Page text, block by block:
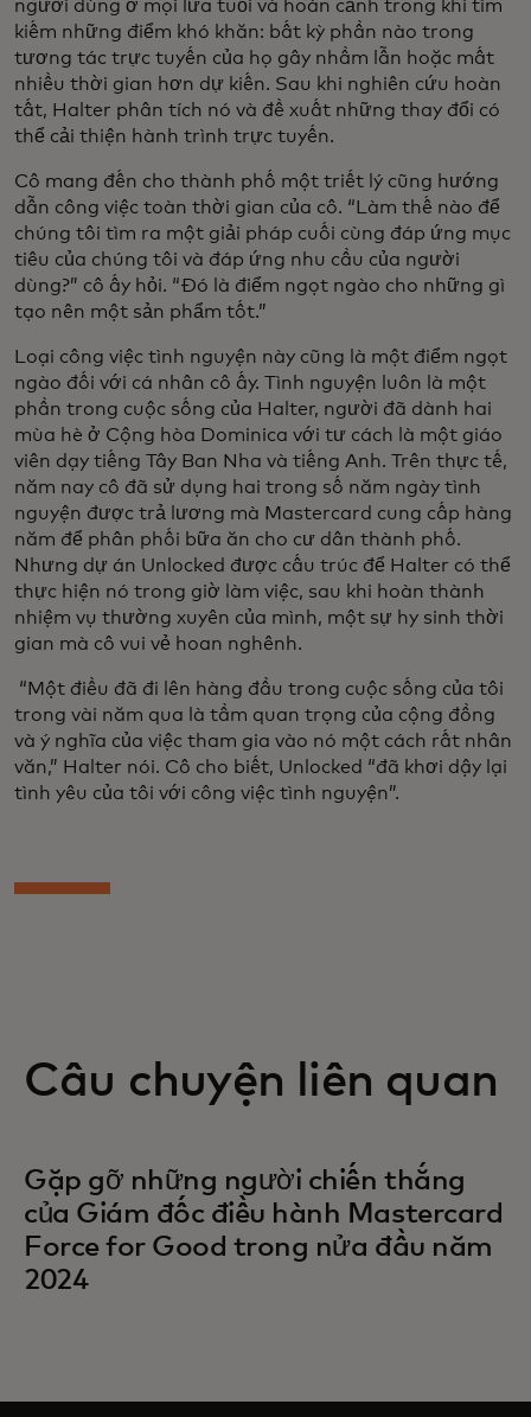
người dùng ở mọi lứa tuổi và hoàn cảnh trong khi tìm
kiếm những điểm khó khăn: bất kỳ phần nào trong
tương tác trực tuyến của họ gây nhầm lẫn hoặc mất
nhiều thời gian hơn dự kiến. Sau khi nghiên cứu hoàn
tất, Halter phân tích nó và đề xuất những thay đổi có
thể cải thiện hành trình trực tuyến.
Cô mang đến cho thành phố một triết lý cũng hướng
dẫn công việc toàn thời gian của cô. “Làm thế nào để
chúng tôi tìm ra một giải pháp cuối cùng đáp ứng mục
tiêu của chúng tôi và đáp ứng nhu cầu của người
dùng?” cô ấy hỏi. “Đó là điểm ngọt ngào cho những gì
tạo nên một sản phẩm tốt.”
Loại công việc tình nguyện này cũng là một điểm ngọt
ngào đối với cá nhân cô ấy. Tình nguyện luôn là một
phần trong cuộc sống của Halter, người đã dành hai
mùa hè ở Cộng hòa Dominica với tư cách là một giáo
viên dạy tiếng Tây Ban Nha và tiếng Anh. Trên thực tế,
năm nay cô đã sử dụng hai trong số năm ngày tình
nguyện được trả lương mà Mastercard cung cấp hàng
năm để phân phối bữa ăn cho cư dân thành phố.
Nhưng dự án Unlocked được cấu trúc để Halter có thể
thực hiện nó trong giờ làm việc, sau khi hoàn thành
nhiệm vụ thường xuyên của mình, một sự hy sinh thời
gian mà cô vui vẻ hoan nghênh.
“Một điều đã đi lên hàng đầu trong cuộc sống của tôi
trong vài năm qua là tầm quan trọng của cộng đồng
và ý nghĩa của việc tham gia vào nó một cách rất nhân
văn,” Halter nói. Cô cho biết, Unlocked “đã khơi dậy lại
tình yêu của tôi với công việc tình nguyện”.
Câu chuyện liên quan
Gặp gỡ những người chiến thắng
của Giám đốc điều hành Mastercard
Force for Good trong nửa đầu năm
2024